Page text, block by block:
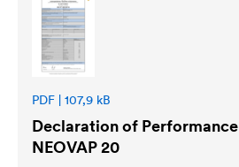
PDF | 107,9 kB
Declaration of Performance
NEOVAP 20